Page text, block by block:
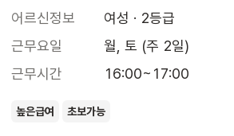
어르신정보
여성 · 2등급
근무요일
월, 토 (주 2일)
근무시간
16:00~17:00
높은급여 초보가능